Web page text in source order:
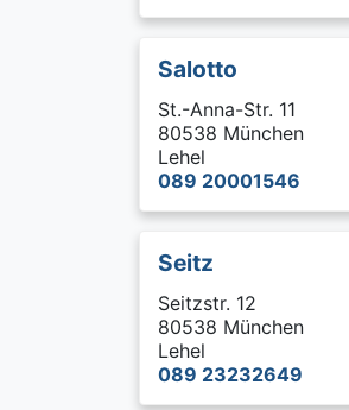
Salotto
St.-Anna-Str. 11
80538 München
Lehel
089 20001546
Seitz
Seitzstr. 12
80538 München
Lehel
089 23232649